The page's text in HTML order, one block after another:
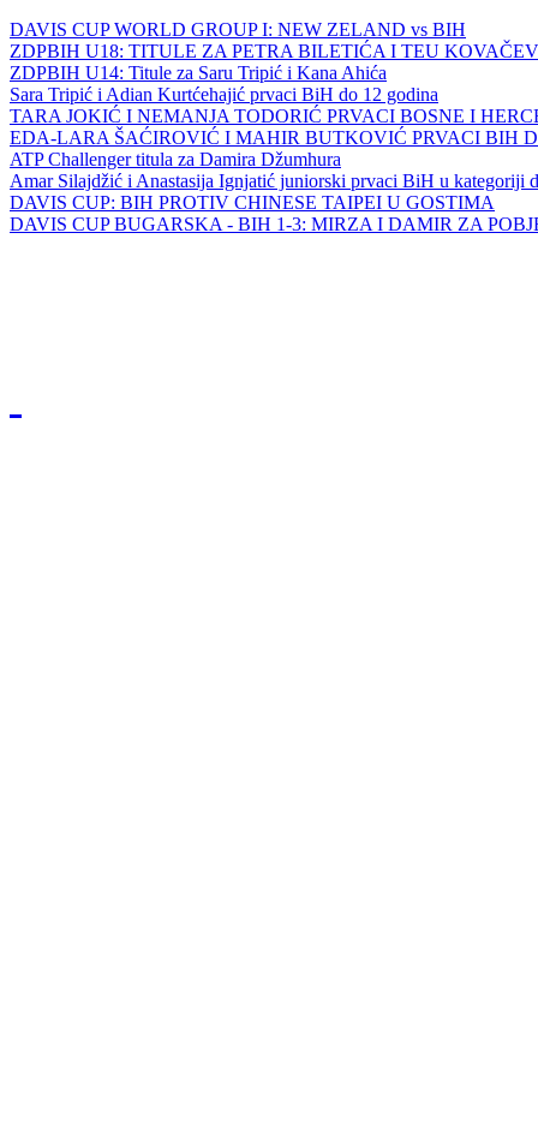
DAVIS CUP WORLD GROUP I: NEW ZELAND vs BIH
ZDPBIH U18: TITULE ZA PETRA BILETIĆA I TEU
ZDPBIH U14: Titule za Saru Tripić i Kana Ahića
Sara Tripić i Adian Kurtćehajić prvaci BiH do 12 godina
TARA JOKIĆ I NEMANJA TODORIĆ PRVACI BOSNE I
EDA-LARA ŠAĆIROVIĆ I MAHIR BUTKOVIĆ PRVACI BIH
ATP Challenger titula za Damira Džumhura
Amar Silajdžić i Anastasija Ignjatić juniorski prvaci BiH u kategoriji
DAVIS CUP: BIH PROTIV CHINESE TAIPEI U GOSTIMA
DAVIS CUP BUGARSKA - BIH 1-3: MIRZA I DAMIR ZA